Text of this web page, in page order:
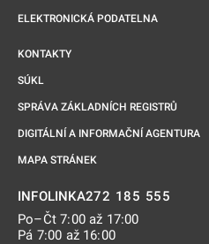
ELEKTRONICKÁ PODATELNA
KONTAKTY
SÚKL
SPRÁVA ZÁKLADNÍCH REGISTRŮ
DIGITÁLNÍ A INFORMAČNÍ AGENTURA
MAPA STRÁNEK
INFOLINKA272 185 555
Po–Čt 7:00 až 17:00
Pá 7:00 až 16:00